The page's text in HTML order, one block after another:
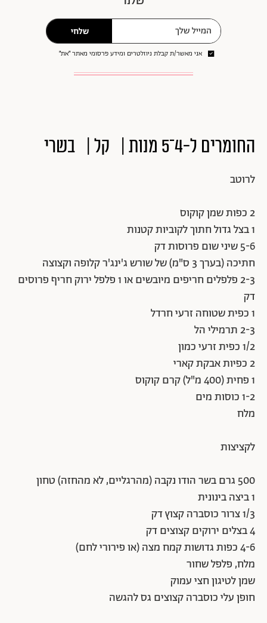
שלחי
אני מאשר/ת קבלת ניוזלטרים ומידע פרסומי מאתר ״את״
החומרים ל-4־5 מנות | קל | בשרי
לרוטב
2 כפות שמן קוקוס
1 בצל גדול חתוך לקוביות קטנות
5-6 שיני שום פרוסות דק
חתיכה (בערך 3 ס"מ) של שורש ג'ינג'ר קלופה וקצוצה
2-3 פלפלים חריפים מיובשים או 1 פלפל ירוק חריף פרוסים
דק
1 כפית שטוחה זרעי חרדל
2-3 תרמילי הל
1/2 כפית זרעי כמון
2 כפיות אבקת קארי
1 פחית (400 מ"ל) קרם קוקוס
1-2 כוסות מים
מלח
לקציצות
500 גרם בשר הודו נקבה (מהרגליים, לא מהחזה) טחון
1 ביצה בינונית
1/3 צרור כוסברה קצוץ דק
4 בצלים ירוקים קצוצים דק
4-6 כפות גדושות קמח מצה (או פירורי לחם)
מלח, פלפל שחור
שמן לטיגון חצי עמוק
חופן עלי כוסברה קצוצים גס להגשה